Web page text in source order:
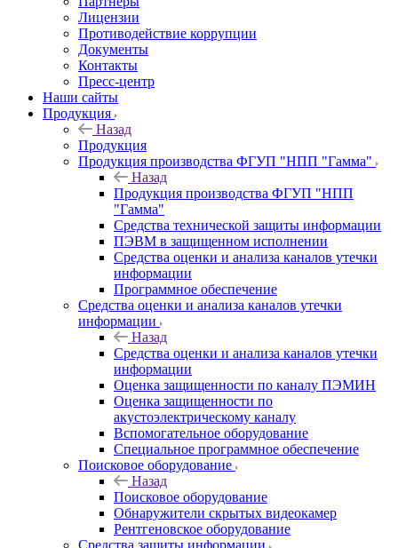
Лицензии
Противодействие коррупции
Документы
Контакты
Пресс-центр
Наши сайты
Продукция
Назад
Продукция
Продукция производства ФГУП "НПП "Гамма"
Назад
Продукция производства ФГУП "НПП
"Гамма"
Средства технической защиты информации
ПЭВМ в защищенном исполнении
Средства оценки и анализа каналов утечки
информации
Программное обеспечение
Средства оценки и анализа каналов утечки
информации
Назад
Средства оценки и анализа каналов утечки
информации
Оценка защищенности по каналу ПЭМИН
Оценка защищенности по
акустоэлектрическому каналу
Вспомогательное оборудование
Специальное программное обеспечение
Поисковое оборудование
Назад
Поисковое оборудование
Обнаружители скрытых видеокамер
Рентгеновское оборудование
Средства защиты информации